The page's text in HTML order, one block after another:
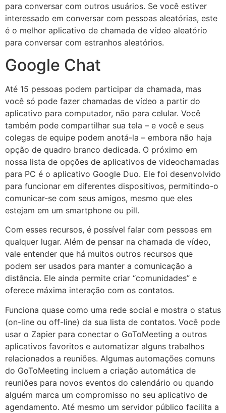
para conversar com outros usuários. Se você estiver
interessado em conversar com pessoas aleatórias, este
é o melhor aplicativo de chamada de vídeo aleatório
para conversar com estranhos aleatórios.
Google Chat
Até 15 pessoas podem participar da chamada, mas
você só pode fazer chamadas de vídeo a partir do
aplicativo para computador, não para celular. Você
também pode compartilhar sua tela – e você e seus
colegas de equipe podem anotá-la – embora não haja
opção de quadro branco dedicada. O próximo em
nossa lista de opções de aplicativos de videochamadas
para PC é o aplicativo Google Duo. Ele foi desenvolvido
para funcionar em diferentes dispositivos, permitindo-o
comunicar-se com seus amigos, mesmo que eles
estejam em um smartphone ou pill.
Com esses recursos, é possível falar com pessoas em
qualquer lugar. Além de pensar na chamada de vídeo,
vale entender que há muitos outros recursos que
podem ser usados para manter a comunicação a
distância. Ele ainda permite criar “comunidades” e
oferece máxima interação com os contatos.
Funciona quase como uma rede social e mostra o status
(on-line ou off-line) da sua lista de contatos. Você pode
usar o Zapier para conectar o GoToMeeting a outros
aplicativos favoritos e automatizar alguns trabalhos
relacionados a reuniões. Algumas automações comuns
do GoToMeeting incluem a criação automática de
reuniões para novos eventos do calendário ou quando
alguém marca um compromisso no seu aplicativo de
agendamento. Até mesmo um servidor público facilita a